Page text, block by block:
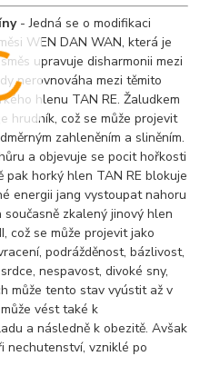
- Jedná se o modifikaci
WEN DAN WAN, která je
upravuje disharmonii mezi
nerovnováha mezi těmito
hlenu TAN RE. Žaludkem
hrudník, což se může projevit
zahleněním a sliněním.
a objevuje se pocit hořkosti
pak horký hlen TAN RE blokuje
energii jang vystoupat nahoru
současně zkalený jinový hlen
což se může projevit jako
podrážděnost, bázlivost,
nespavost, divoké sny,
může tento stav vyústit až v
vést také k
a následně k obezitě. Avšak
nechutenství, vzniklé po